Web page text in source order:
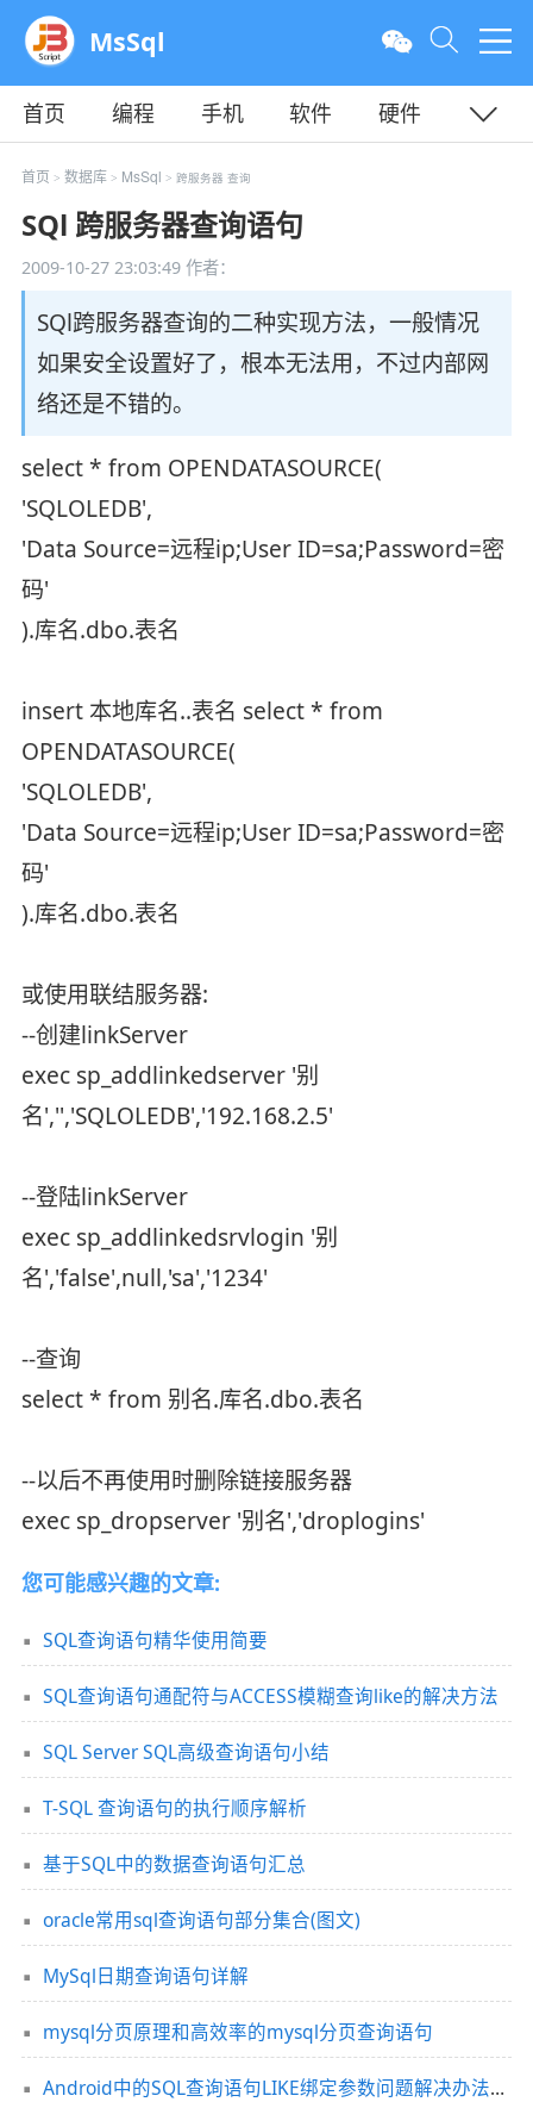
MsSql
首页 编程 手机 软件
硬件
教程
平面 服务器
首页 > 数据库> MsSql > 跨服务器 查询
SQl 跨服务器查询语句
2009-10-27 23:03:49作者：
SQl跨服务器查询的二种实现方法，一般情况
如果安全设置好了，根本无法用，不过内部网
络还是不错的。
select * from OPENDATASOURCE(
'SQLOLEDB',
'Data Source=远程ip;User ID=sa;Password=密
码'
).库名.dbo.表名
insert 本地库名..表名 select * from
OPENDATASOURCE(
'SQLOLEDB',
'Data Source=远程ip;User ID=sa;Password=密
码'
).库名.dbo.表名
或使用联结服务器:
--创建linkServer
exec sp_addlinkedserver '别
名','','SQLOLEDB','192.168.2.5'
--登陆linkServer
exec sp_addlinkedsrvlogin '别
名','false',null,'sa','1234'
--查询
select * from 别名.库名.dbo.表名
--以后不再使用时删除链接服务器
exec sp_dropserver '别名','droplogins'
您可能感兴趣的文章:
SQL查询语句精华使用简要
SQL查询语句通配符与ACCESS模糊查询like的解决方法
SQL Server SQL高级查询语句小结
T-SQL 查询语句的执行顺序解析
基于SQL中的数据查询语句汇总
oracle常用sql查询语句部分集合(图文)
MySql日期查询语句详解
mysql分页原理和高效率的mysql分页查询语句
Android中的SQL查询语句LIKE绑定参数问题解决办法（sqlite数据库）